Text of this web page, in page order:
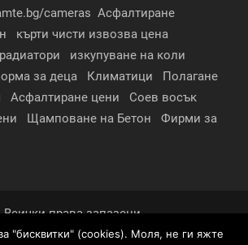
cameras Асфалтиране
кърти чисти извозва цена
изкупуване на коли
за деца
Климатици
Полагане
Асфалтиране цени
Соев восък
Щамповане на Бетон
Фирми за
права запазени
"бисквитки" (cookies). Моля, не ги яжте